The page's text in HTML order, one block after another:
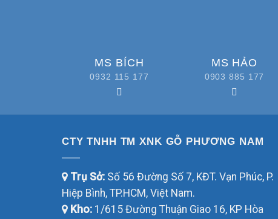
MS BÍCH
0932 115 177
MS HẢO
0903 885 177
CTY TNHH TM XNK GỖ PHƯƠNG NAM
Trụ Sở: Số 56 Đường Số 7, KĐT. Vạn Phúc, P.
Hiệp Bình, TP.HCM, Việt Nam.
Kho: 1/615 Đường Thuận Giao 16, KP Hòa